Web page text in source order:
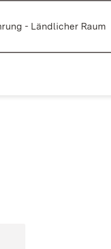
- Ländlicher Raum